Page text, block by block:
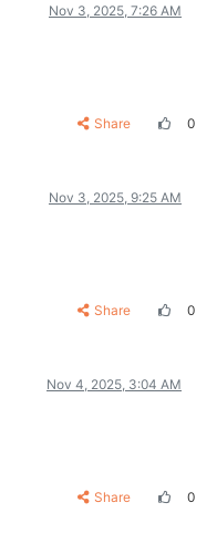
Nov 3, 2025, 7:26 AM
Share 0
Nov 3, 2025, 9:25 AM
Share 0
Nov 4, 2025, 3:04 AM
Share 0